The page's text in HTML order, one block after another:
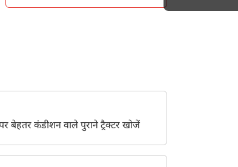
बेहतर कंडीशन वाले पुराने ट्रैक्टर खोजें